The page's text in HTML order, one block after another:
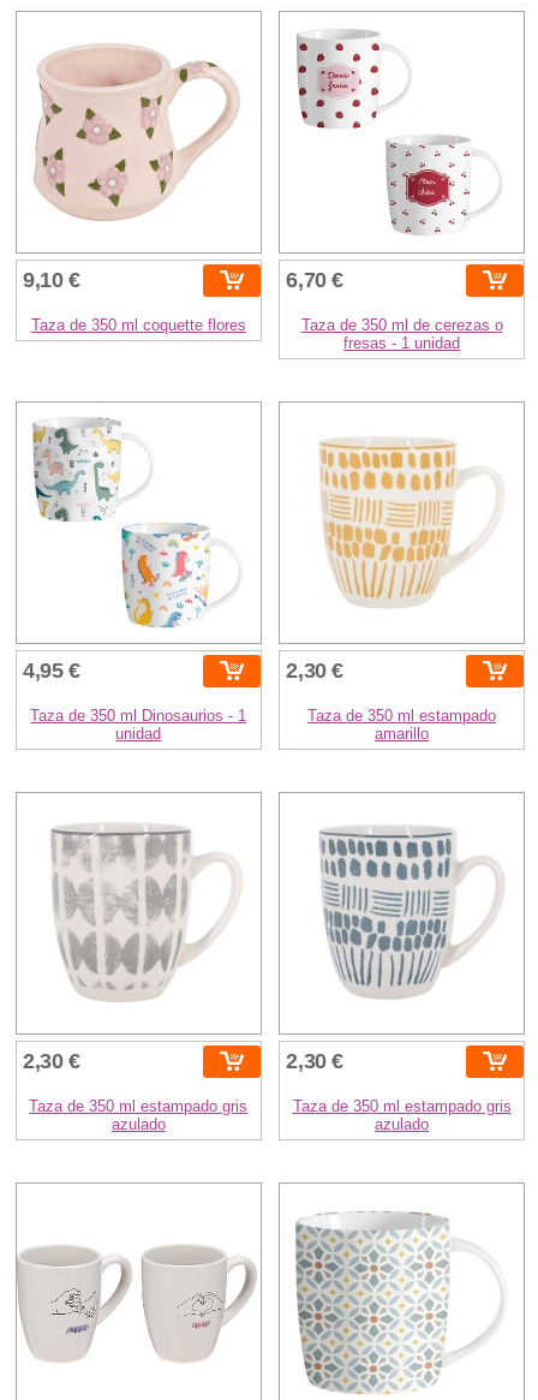
9,10 €
Taza de 350 ml coquette flores
6,70 €
Taza de 350 ml de cerezas o
fresas - 1 unidad
4,95 €
Taza de 350 ml Dinosaurios - 1
unidad
2,30 €
Taza de 350 ml estampado
amarillo
2,30 €
Taza de 350 ml estampado gris
azulado
2,30 €
Taza de 350 ml estampado gris
azulado